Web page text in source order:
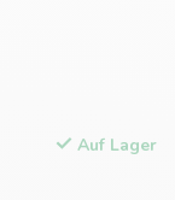
Auf Lager